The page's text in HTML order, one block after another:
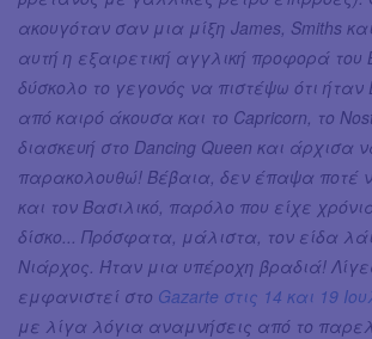
ακουγόταν σαν μια μίξη James, Smiths
αυτή η εξαιρετική αγγλική προφορά του
δύσκολο το γεγονός να πιστέψω ότι
από καιρό άκουσα και το Capricorn, το
διασκευή στο Dancing Queen και άρχισα
παρακολουθώ! Βέβαια, δεν έπαψα ποτέ
και τον Βασιλικό, παρόλο που είχε
δίσκο... Πρόσφατα, μάλιστα, τον είδα
Νιάρχος. Ήταν μια υπέροχη βραδιά!
εμφανιστεί στο Gazarte στις 14 και 19
με λίγα λόγια αναμνήσεις από το